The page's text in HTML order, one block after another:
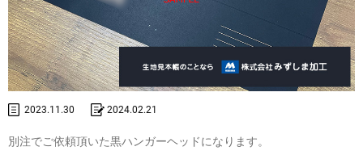
2023.11.30 2024.02.21
別注でご依頼頂いた黒ハンガーヘッドになります。